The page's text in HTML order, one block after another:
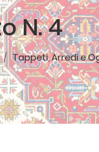
N. 4
Tappeti, Arredi e